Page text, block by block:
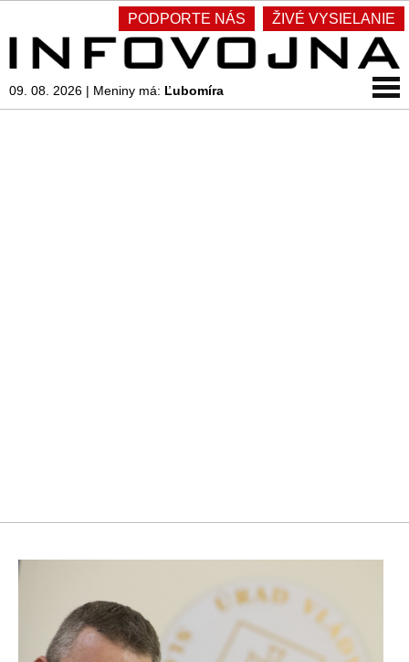
PODPORTE NÁS ŽIVÉ VYSIELANIE
09. 08. 2026 | Meniny má: Ľubomíra